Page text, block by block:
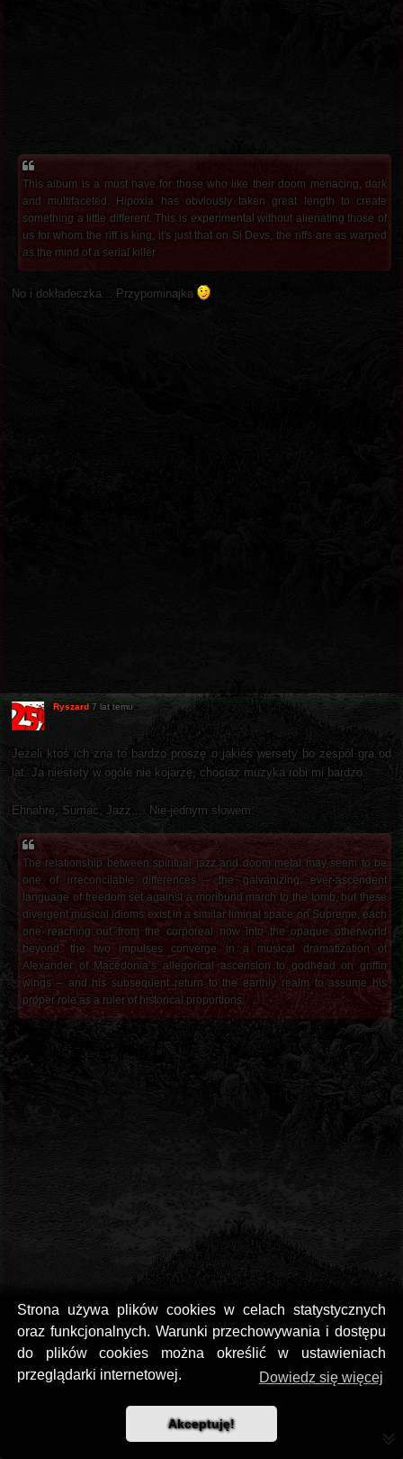
Strona używa plików cookies w celach statystycznych
oraz funkcjonalnych. Warunki przechowywania i dostępu
do plików cookies można określić w ustawieniach
przeglądarki internetowej.
Dowiedz się więcej
Akceptuję!
This album is a must have for those who like their doom menacing, dark
and multifaceted. Hipoxia has obviously taken great length to create
something a little different. This is experimental without alienating those of
us for whom the riff is king, it's just that on Si Devs, the riffs are as warped
as the mind of a serial killer
No i dokładeczka... Przypominajka
Ryszard 7 lat temu
Jeżeli ktoś ich zna to bardzo proszę o jakieś wersety bo zespól gra od
lat. Ja niestety w ogóle nie kojarzę, chociaż muzyka robi mi bardzo.
Ehnahre, Sumac, Jazz.... Nie-jednym słowem:
The relationship between spiritual jazz and doom metal may seem to be
one of irreconcilable differences – the galvanizing, ever-ascendent
language of freedom set against a moribund march to the tomb, but these
divergent musical idioms exist in a similar liminal space on Supreme, each
one reaching out from the corporeal now into the opaque otherworld
beyond. the two impulses converge in a musical dramatization of
Alexander of Macedonia’s allegorical ascension to godhead on griffin
wings – and his subsequent return to the earthly realm to assume his
proper role as a ruler of historical proportions.
Orthodox - Supreme